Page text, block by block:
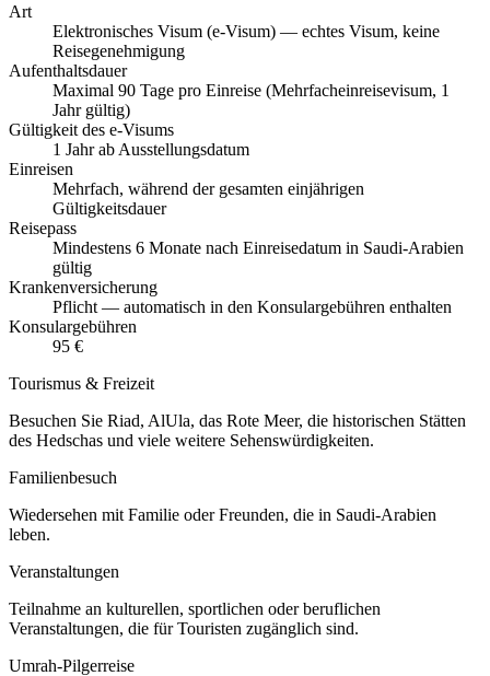
Art
Elektronisches Visum (e-Visum) — echtes Visum, keine
Reisegenehmigung
Aufenthaltsdauer
Maximal 90 Tage pro Einreise (Mehrfacheinreisevisum, 1
Jahr gültig)
Gültigkeit des e-Visums
1 Jahr ab Ausstellungsdatum
Einreisen
Mehrfach, während der gesamten einjährigen
Gültigkeitsdauer
Reisepass
Mindestens 6 Monate nach Einreisedatum in Saudi-Arabien
gültig
Krankenversicherung
Pflicht — automatisch in den Konsulargebühren enthalten
Konsulargebühren
95 €
Tourismus & Freizeit
Besuchen Sie Riad, AlUla, das Rote Meer, die historischen Stätten
des Hedschas und viele weitere Sehenswürdigkeiten.
Familienbesuch
Wiedersehen mit Familie oder Freunden, die in Saudi-Arabien
leben.
Veranstaltungen
Teilnahme an kulturellen, sportlichen oder beruflichen
Veranstaltungen, die für Touristen zugänglich sind.
Umrah-Pilgerreise